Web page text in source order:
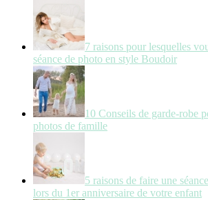
7 raisons pour lesquelles
séance de photo en style Boudoir
10 Conseils de garde-robe
photos de famille
5 raisons de faire une
lors du 1er anniversaire de votre enfant